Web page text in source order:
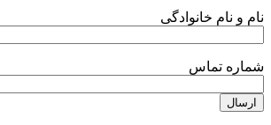
نام و نام خانوادگی
شماره تماس